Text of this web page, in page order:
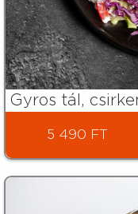
Gyros tál,
5 490 FT